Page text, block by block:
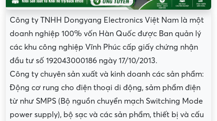
Công ty TNHH Dongyang Electronics Việt Nam là một
doanh nghiệp 100% vốn Hàn Quốc được Ban quản lý
các khu công nghiệp Vĩnh Phúc cấp giấy chứng nhận
đầu tư số 192043000186 ngày 17/10/2013.
Công ty chuyên sản xuất và kinh doanh các sản phẩm:
Động cơ rung cho điện thoại di động, sảm phẩm điện
từ như SMPS (Bộ nguồn chuyển mạch Switching Mode
power supply), bộ sạc và các sản phẩm, thiết bị và cấu